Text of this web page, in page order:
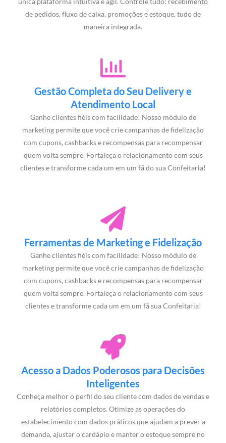
de pedidos, fluxo de caixa, promoções e estoque, tudo de
maneira integrada.
Gestão Completa do Seu Delivery e
Atendimento Local
Ganhe clientes fiéis com facilidade! Nosso módulo de
marketing permite que você crie campanhas de fidelização
com cupons, cashbacks e recompensas para recompensar
quem volta sempre. Fortaleça o relacionamento com seus
clientes e transforme cada um em um fã do sua Confeitaria!
Ferramentas de Marketing e Fidelização
Ganhe clientes fiéis com facilidade! Nosso módulo de
marketing permite que você crie campanhas de fidelização
com cupons, cashbacks e recompensas para recompensar
quem volta sempre. Fortaleça o relacionamento com seus
clientes e transforme cada um em um fã sua Confeitaria!
Acesso a Dados Poderosos para Decisões
Inteligentes
Conheça melhor o perfil do seu cliente com dados de vendas e
relatórios completos. Otimize as operações do
estabelecimento com dados práticos que ajudam a prever a
demanda, ajustar o cardápio e manter o estoque sempre no